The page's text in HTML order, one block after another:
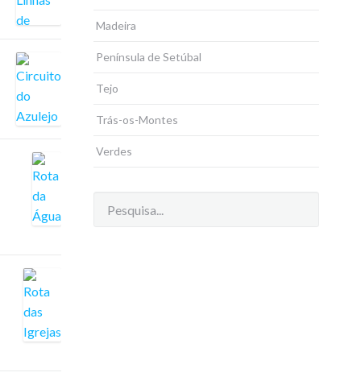
Madeira
Península de Setúbal
Tejo
Trás-os-Montes
Verdes